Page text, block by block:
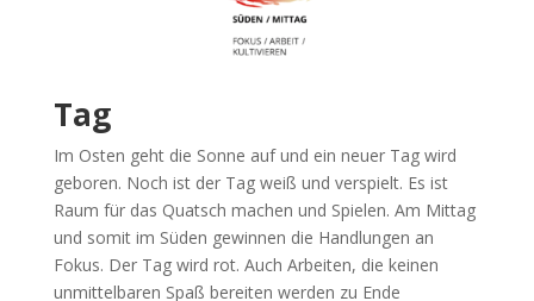
Tag
Im Osten geht die Sonne auf und ein neuer Tag wird
geboren. Noch ist der Tag weiß und verspielt. Es ist
Raum für das Quatsch machen und Spielen. Am Mittag
und somit im Süden gewinnen die Handlungen an
Fokus. Der Tag wird rot. Auch Arbeiten, die keinen
unmittelbaren Spaß bereiten werden zu Ende